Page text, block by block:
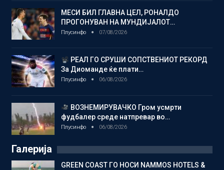
МЕСИ БИЛ ГЛАВНА ЦЕЛ, РОНАЛДО
ПРОГОНУВАН НА МУНДИЈАЛОТ…
Плусинфо 07/08/2026
РЕАЛ ГО СРУШИ СОПСТВЕНИОТ РЕКОРД
За Диоманде ќе плати…
Плусинфо 06/08/2026
ВОЗНЕМИРУВАЧКО Гром усмрти
фудбалер среде натпревар во…
Плусинфо 06/08/2026
Галерија
GREEN COAST ГО НОСИ NAMMOS HOTELS &